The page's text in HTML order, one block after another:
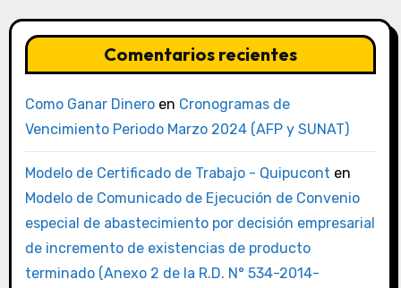
Comentarios recientes
Como Ganar Dineroen Cronogramas de
Vencimiento Periodo Marzo 2024 (AFP y SUNAT)
Modelo de Certificado de Trabajo - Quipucont en
Modelo de Comunicado de Ejecución de Convenio
especial de abastecimiento por decisión empresarial
de incremento de existencias de producto
terminado (Anexo 2 de la R.D. N° 534-2014-